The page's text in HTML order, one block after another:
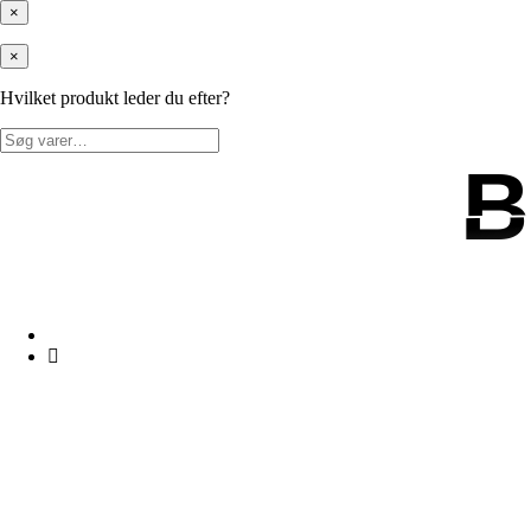
×
×
Hvilket produkt leder du efter?
Søg
efter: